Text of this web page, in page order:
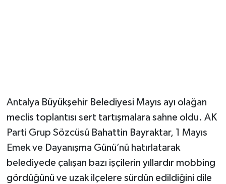
Antalya Büyükşehir Belediyesi Mayıs ayı olağan
meclis toplantısı sert tartışmalara sahne oldu. AK
Parti Grup Sözcüsü Bahattin Bayraktar, 1 Mayıs
Emek ve Dayanışma Günü’nü hatırlatarak
belediyede çalışan bazı işçilerin yıllardır mobbing
gördüğünü ve uzak ilçelere sürdün edildiğini dile